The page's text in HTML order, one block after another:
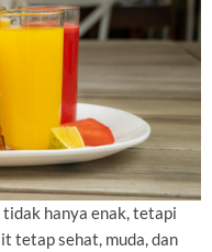
hanya enak, tetapi
tetap sehat, muda, dan